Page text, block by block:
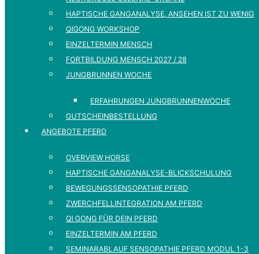
HAPTISCHE GANGANALYSE, ANSEHEN IST ZU WENIG
QIGONG WORKSHOP
EINZELTERMIN MENSCH
FORTBILDUNG MENSCH 2027 / 28
JUNGBRUNNEN WOCHE
ERFAHRUNGEN JUNGBRUNNENWOCHE
GUTSCHEINBESTELLUNG
ANGEBOTE PFERD
OVERVIEW HORSE
HAPTISCHE GANGANALYSE-BLICKSCHULUNG
BEWEGUNGSSENSOPATHIE PFERD
ZWERCHFELLINTEGRATION AM PFERD
QI GONG FÜR DEIN PFERD
EINZELTERMIN AM PFERD
SEMINARABLAUF SENSOPATHIE PFERD MODUL 1-3